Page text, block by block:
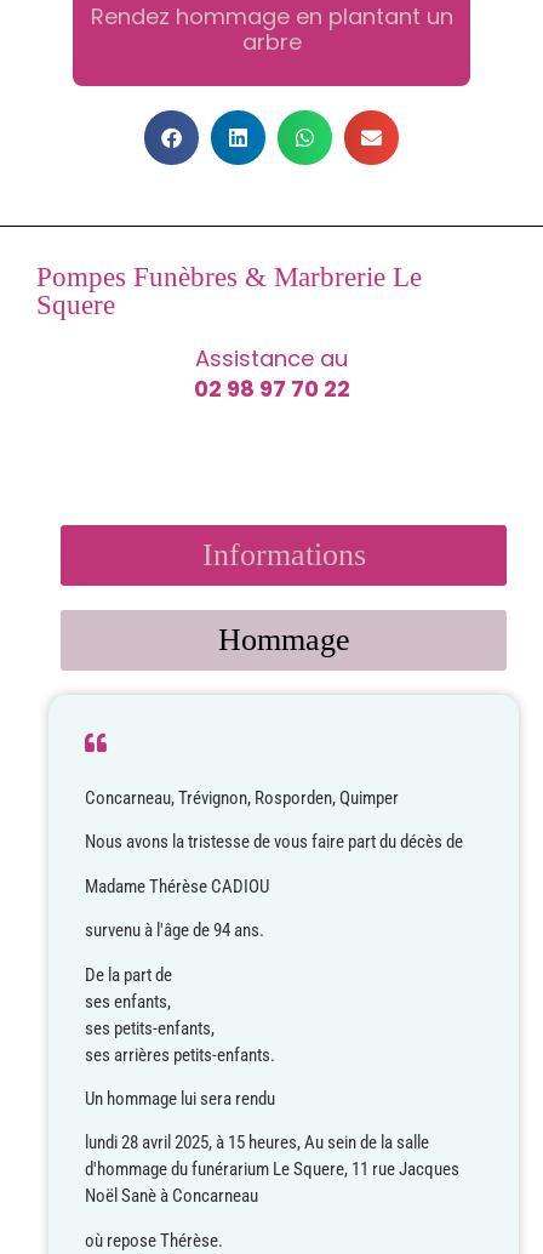
Rendez hommage en plantant un
arbre
Pompes Funèbres & Marbrerie Le
Squere
Assistance au
02 98 97 70 22
Informations
Hommage
Concarneau, Trévignon, Rosporden, Quimper
Nous avons la tristesse de vous faire part du décès de
Madame Thérèse CADIOU
survenu à l'âge de 94 ans.
De la part de
ses enfants,
ses petits-enfants,
ses arrières petits-enfants.
Un hommage lui sera rendu
lundi 28 avril 2025,à 15 heures,Au sein de la salle
d'hommage du funérarium Le Squere, 11 rue Jacques
Noël Sanè à Concarneau
où repose Thérèse.